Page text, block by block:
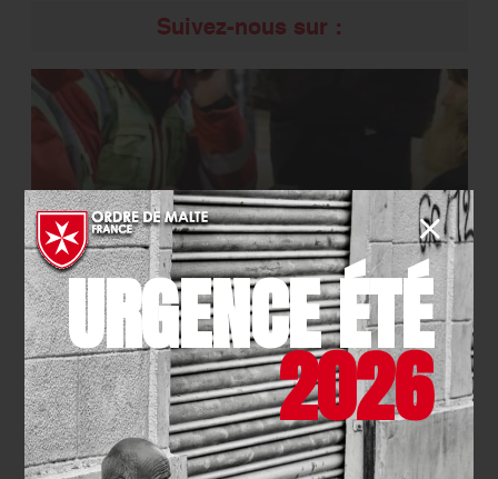
Suivez-nous sur :
NOTRE COMPTE
X (TWITTER)
NOTRE PAGE
URGENCE ÉTÉ
2026